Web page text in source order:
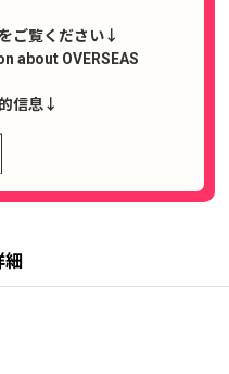
ご覧ください↓
about OVERSEAS
信息↓
細